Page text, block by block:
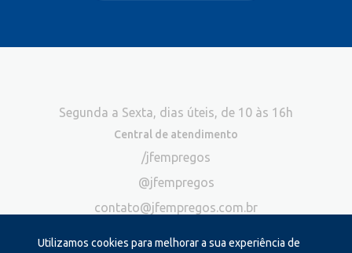
Utilizamos cookies para melhorar a sua experiência de
Segunda a Sexta, dias úteis, de 10 às 16h
Central de atendimento
/jfempregos
@jfempregos
contato@jfempregos.com.br